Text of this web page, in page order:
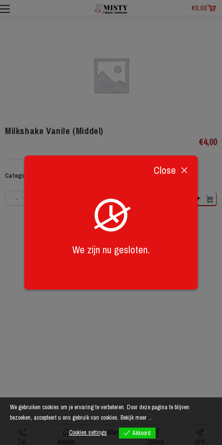
€0,00
Milkshake Vanile (Middel)
€4,00
Categorie:
- +
Tel: Welkom
Bestellen
Contact GPS
We gebruiken cookies om je ervaring te verbeteren. Door deze pagina te blijven
bezoeken, accepteert u ons gebruik van cookies. Bekijk meer ...
Cookies settings
Akkoord
Close
We zijn nu gesloten.